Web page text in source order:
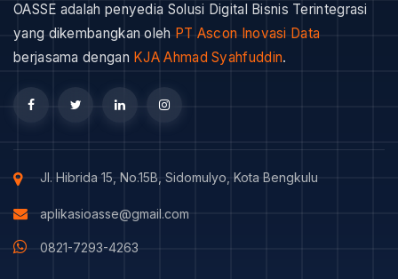
OASSE adalah penyedia Solusi Digital Bisnis Terintegrasi
yang dikembangkan oleh PT Ascon Inovasi Data
berjasama dengan KJA Ahmad Syahfuddin.
Jl. Hibrida 15, No.15B, Sidomulyo, Kota Bengkulu
aplikasioasse@gmail.com
0821-7293-4263